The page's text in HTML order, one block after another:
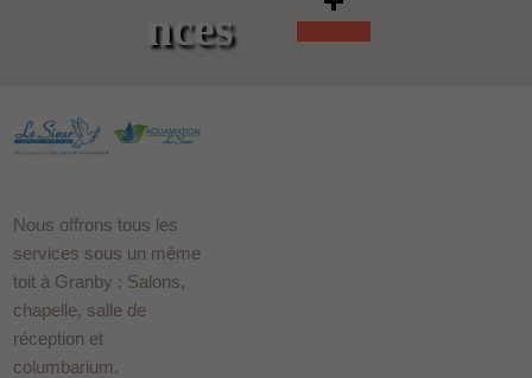
nces
Nous offrons tous les
services sous un même
toit à Granby : Salons,
chapelle, salle de
réception et
columbarium.